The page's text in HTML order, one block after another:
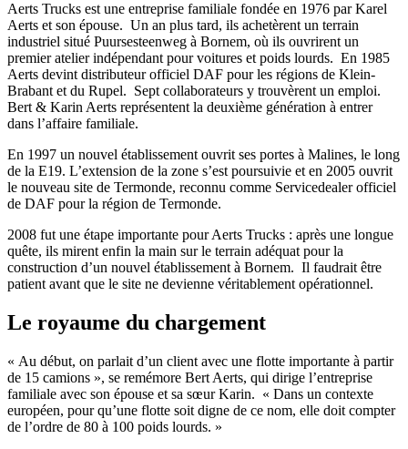
Aerts Trucks est une entreprise familiale fondée en 1976 par Karel
Aerts et son épouse. Un an plus tard, ils achetèrent un terrain
industriel situé Puursesteenweg à Bornem, où ils ouvrirent un
premier atelier indépendant pour voitures et poids lourds. En 1985
Aerts devint distributeur officiel DAF pour les régions de Klein-
Brabant et du Rupel. Sept collaborateurs y trouvèrent un emploi.
Bert & Karin Aerts représentent la deuxième génération à entrer
dans l’affaire familiale.
En 1997 un nouvel établissement ouvrit ses portes à Malines, le long
de la E19. L’extension de la zone s’est poursuivie et en 2005 ouvrit
le nouveau site de Termonde, reconnu comme Servicedealer officiel
de DAF pour la région de Termonde.
2008 fut une étape importante pour Aerts Trucks : après une longue
quête, ils mirent enfin la main sur le terrain adéquat pour la
construction d’un nouvel établissement à Bornem. Il faudrait être
patient avant que le site ne devienne véritablement opérationnel.
Le royaume du chargement
« Au début, on parlait d’un client avec une flotte importante à partir
de 15 camions », se remémore Bert Aerts, qui dirige l’entreprise
familiale avec son épouse et sa sœur Karin. « Dans un contexte
européen, pour qu’une flotte soit digne de ce nom, elle doit compter
de l’ordre de 80 à 100 poids lourds. »